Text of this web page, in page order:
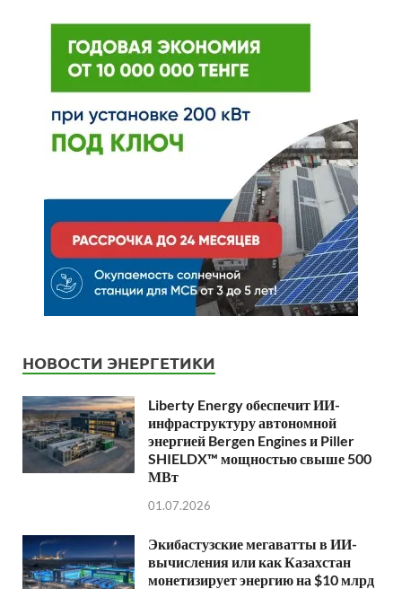
НОВОСТИ ЭНЕРГЕТИКИ
Liberty Energy обеспечит ИИ-
инфраструктуру автономной
энергией Bergen Engines и Piller
SHIELDX™ мощностью свыше 500
МВт
01.07.2026
Экибастузские мегаватты в ИИ-
вычисления или как Казахстан
монетизирует энергию на $10 млрд